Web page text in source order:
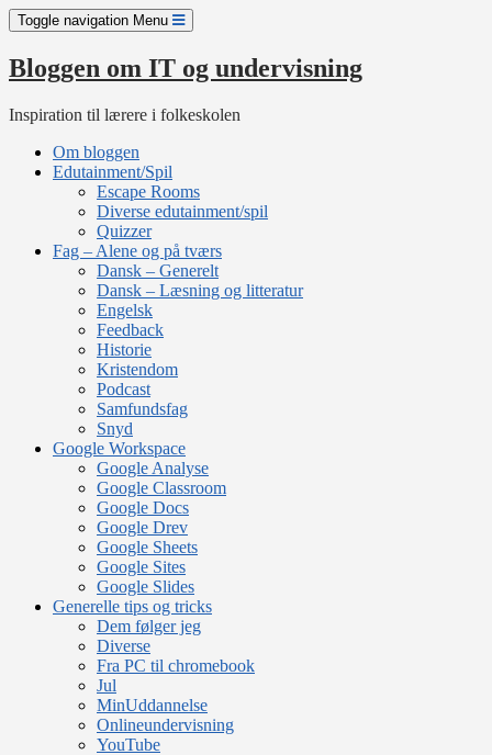
Skip
to
content
Toggle navigation Menu
Bloggen om IT og undervisning
Inspiration til lærere i folkeskolen
Om bloggen
Edutainment/Spil
Escape Rooms
Diverse edutainment/spil
Quizzer
Fag – Alene og på tværs
Dansk – Generelt
Dansk – Læsning og litteratur
Engelsk
Feedback
Historie
Kristendom
Podcast
Samfundsfag
Snyd
Google Workspace
Google Analyse
Google Classroom
Google Docs
Google Drev
Google Sheets
Google Sites
Google Slides
Generelle tips og tricks
Dem følger jeg
Diverse
Fra PC til chromebook
Jul
MinUddannelse
Onlineundervisning
YouTube